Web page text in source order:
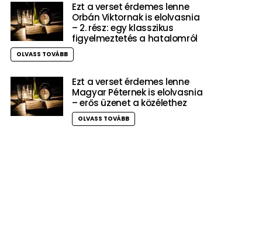
Ezt a verset érdemes lenne
Orbán Viktornak is elolvasnia
– 2. rész: egy klasszikus
figyelmeztetés a hatalomról
OLVASS TOVÁBB
Ezt a verset érdemes lenne
Magyar Péternek is elolvasnia
– erős üzenet a közélethez
OLVASS TOVÁBB